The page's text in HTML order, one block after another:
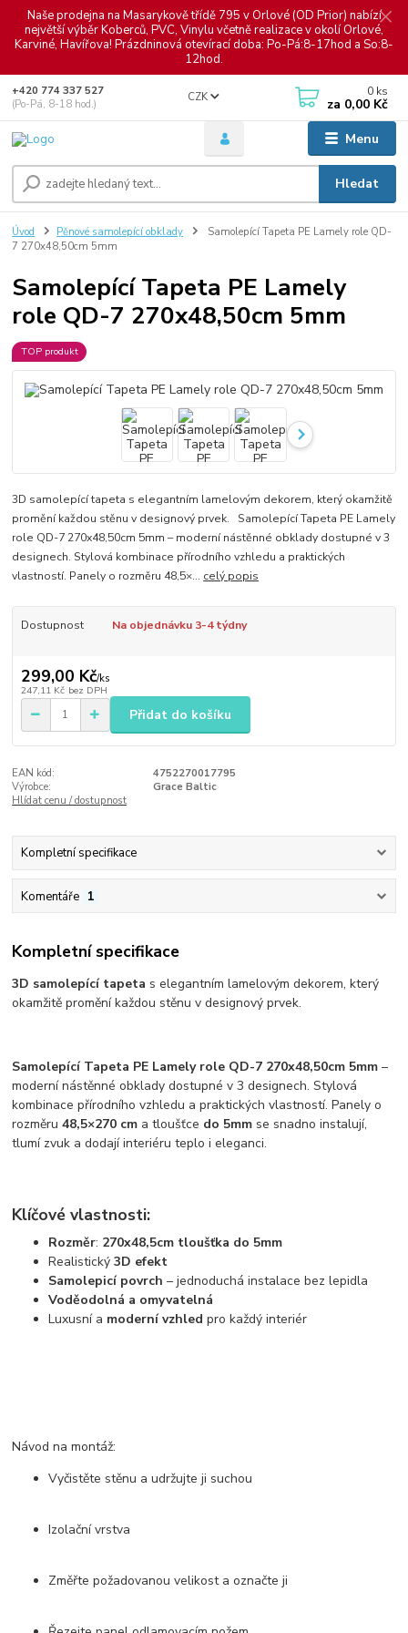
Naše prodejna na Masarykově třídě 795 v Orlové (OD Prior) nabízí
největší výběr Koberců, PVC, Vinylu včetně realizace v okolí Orlové,
Karviné, Havířova! Prázdninová otevírací doba: Po-Pá:8-17hod a So:8-
12hod.
Menu
CZK
Hledat
+420 774 337 527
(Po-Pá, 8-18 hod.)
0 ks
za 0,00 Kč
Úvod Pěnové samolepící obklady
Samolepící Tapeta PE Lamely role QD-
7 270x48,50cm 5mm
Samolepící Tapeta PE Lamely
role QD-7 270x48,50cm 5mm
TOP produkt
3D samolepící tapeta s elegantním lamelovým dekorem, který okamžitě
promění každou stěnu v designový prvek. Samolepící Tapeta PE Lamely
role QD-7 270x48,50cm 5mm – moderní nástěnné obklady dostupné v 3
designech. Stylová kombinace přírodního vzhledu a praktických
vlastností. Panely o rozměru 48,5×... celý popis
Dostupnost Na objednávku 3-4 týdny
299,00 Kč/ks
247,11 Kč bez DPH
Přidat do košíku
EAN kód:
4752270017795
Výrobce:
Grace Baltic
Hlídat cenu / dostupnost
Kompletní specifikace
Komentáře 1
Kompletní specifikace
3D samolepící tapeta s elegantním lamelovým dekorem, který
okamžitě promění každou stěnu v designový prvek.
Samolepící Tapeta PE Lamely role QD-7 270x48,50cm 5mm –
moderní nástěnné obklady dostupné v 3 designech. Stylová
kombinace přírodního vzhledu a praktických vlastností. Panely o
rozměru48,5×270 cm a tloušťce do 5mm se snadno instalují,
tlumí zvuk a dodají interiéru teplo i eleganci.
Klíčové vlastnosti:
Rozměr: 270x48,5cm tloušťka do 5mm
Realistický3D efekt
Samolepicí povrch – jednoduchá instalace bez lepidla
Voděodolná a omyvatelná
Luxusní a moderní vzhled pro každý interiér
Návod na montáž:
Vyčistěte stěnu a udržujte ji suchou
Izolační vrstva
Změřte požadovanou velikost a označte ji